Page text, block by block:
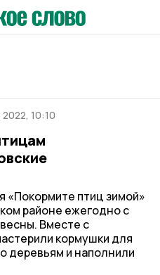
10:10
«Покормите птиц зимой»
районе ежегодно с
Вместе с
кормушки для
деревьям и наполнили